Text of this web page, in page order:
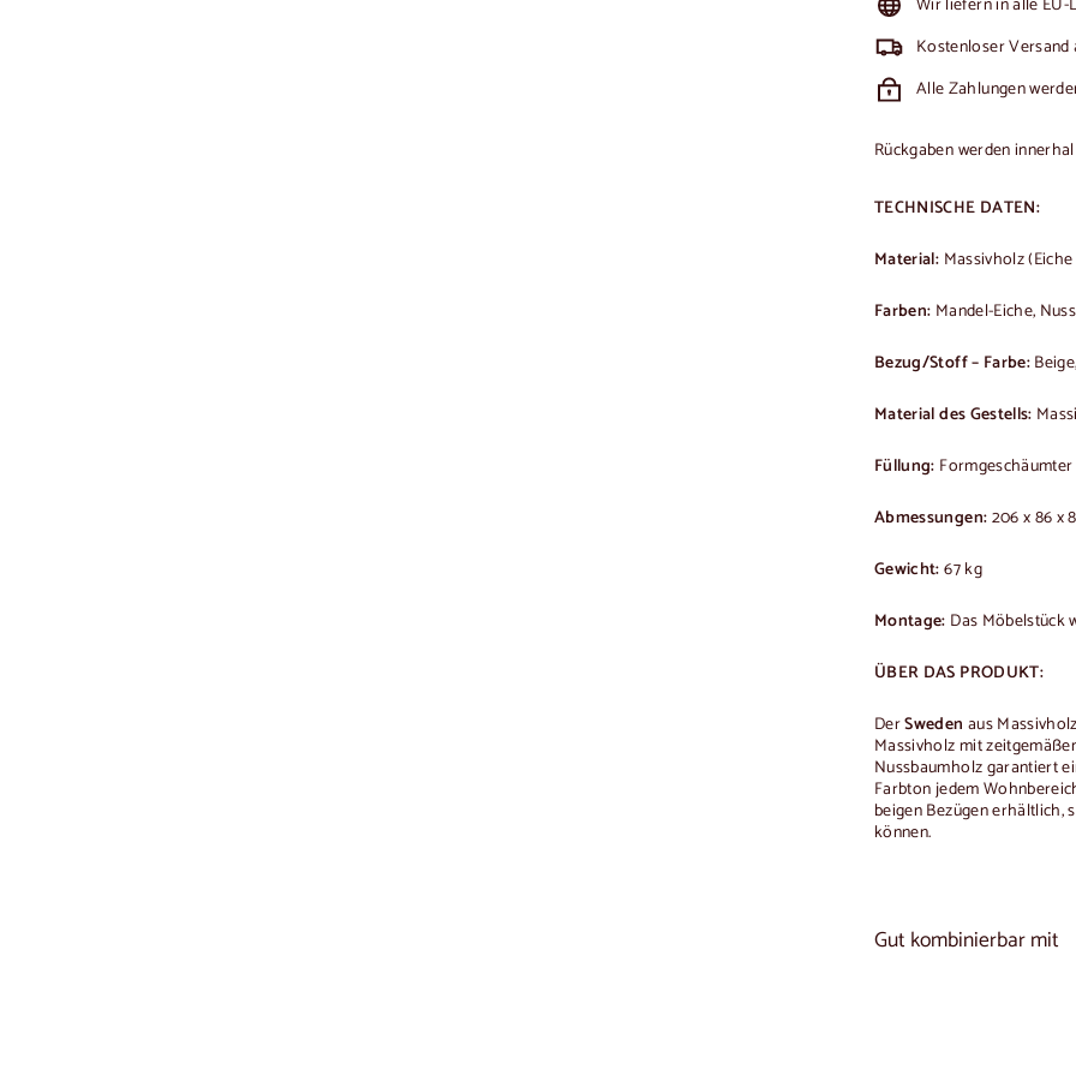
Kostenloser Versand
Alle Zahlungen
Rückgaben werden
TECHNISCHE DATEN:
Material: Massivholz
Farben: Mandel-Eiche,
Bezug/Stoff – Farbe:
Material des Gestells:
Füllung:
Abmessungen:206 x 86 x
Gewicht:67 kg
Montage: Das Möbelstück
ÜBER DAS PRODUKT:
DerSweden aus
Massivholz mit
Nussbaumholz garantiert
Farbton jedem
beigen Bezügen erhältlich,
können.
Gut kombinierbar mit